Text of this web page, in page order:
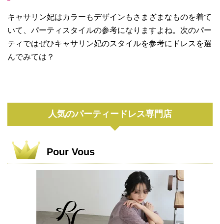
キャサリン妃はカラーもデザインもさまざまなものを着て
いて、パーティスタイルの参考になりますよね。次のパー
ティではぜひキャサリン妃のスタイルを参考にドレスを選
んでみては？
人気のパーティードレス専門店
Pour Vous